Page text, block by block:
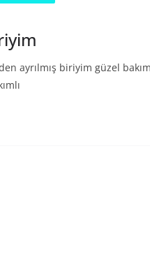
ayrılmış biriyim güzel